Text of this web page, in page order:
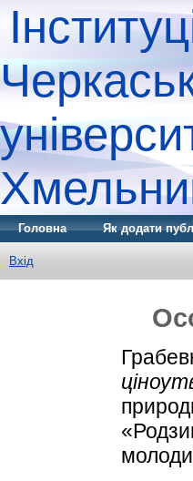
Головна Як додати
Вхід